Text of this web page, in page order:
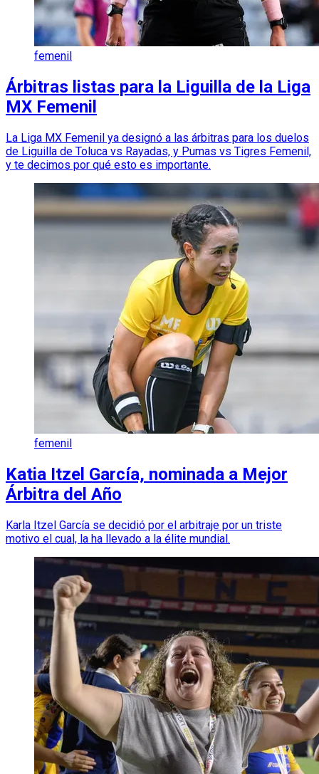
femenil
Árbitras listas para la Liguilla de la Liga
MX Femenil
La Liga MX Femenil ya designó a las árbitras para los duelos
de Liguilla de Toluca vs Rayadas, y Pumas vs Tigres Femenil,
y te decimos por qué esto es importante.
femenil
Katia Itzel García, nominada a Mejor
Árbitra del Año
Karla Itzel García se decidió por el arbitraje por un triste
motivo el cual, la ha llevado a la élite mundial.